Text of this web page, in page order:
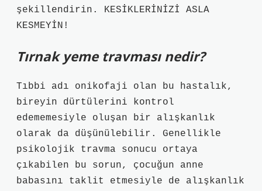
şekillendirin. KESİKLERİNİZİ ASLA
KESMEYİN!
Tırnak yeme travması nedir?
Tıbbi adı onikofaji olan bu hastalık,
bireyin dürtülerini kontrol
edememesiyle oluşan bir alışkanlık
olarak da düşünülebilir. Genellikle
psikolojik travma sonucu ortaya
çıkabilen bu sorun, çocuğun anne
babasını taklit etmesiyle de alışkanlık